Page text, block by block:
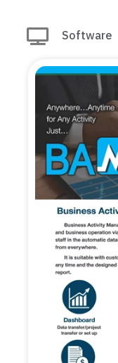
Software